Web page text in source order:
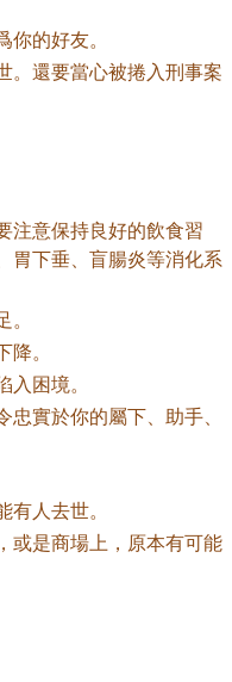
的好友。
。還要當心被捲入刑事案
注意保持良好的飲食習
胃下垂、盲腸炎等消化系
。
困境。
實於你的屬下、助手、
人去世。
或是商場上，原本有可能